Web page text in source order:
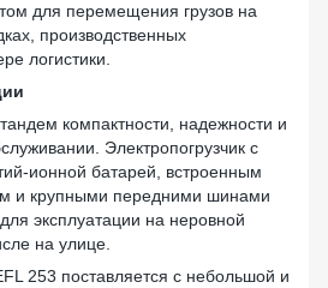
для перемещения грузов на
производственных
логистики.
компактности, надежности и
Электропогрузчик с
ионной батарей, встроенным
и крупными передними шинами
эксплуатации на неровной
на улице.
253 поставляется с небольшой и